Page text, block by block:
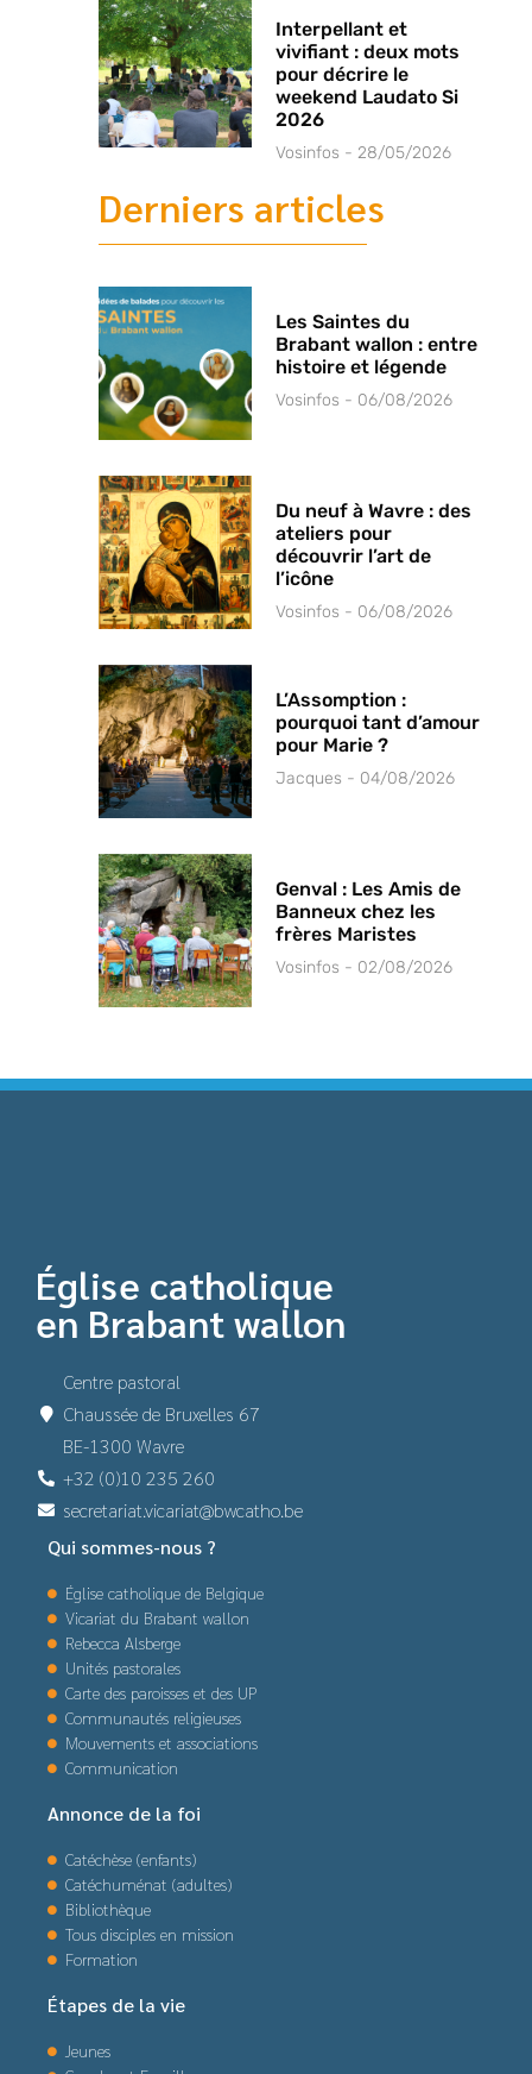
Interpellant et
vivifiant : deux mots
pour décrire le
weekend Laudato Si
2026
Vosinfos 28/05/2026
Derniers articles
Les Saintes du
Brabant wallon : entre
histoire et légende
Vosinfos 06/08/2026
Du neuf à Wavre : des
ateliers pour
découvrir l’art de
l’icône
Vosinfos 06/08/2026
L’Assomption :
pourquoi tant d’amour
pour Marie ?
Jacques 04/08/2026
Genval : Les Amis de
Banneux chez les
frères Maristes
Vosinfos 02/08/2026
Église catholique
en Brabant wallon
Centre pastoral
Chaussée de Bruxelles 67
BE-1300 Wavre
+32 (0)10 235 260
secretariat.vicariat@bwcatho.be
Qui sommes-nous ?
Église catholique de Belgique
Vicariat du Brabant wallon
Rebecca Alsberge
Unités pastorales
Carte des paroisses et des UP
Communautés religieuses
Mouvements et associations
Communication
Annonce de la foi
Catéchèse (enfants)
Catéchuménat (adultes)
Bibliothèque
Tous disciples en mission
Formation
Étapes de la vie
Jeunes